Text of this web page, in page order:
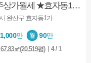
전주상가월세 ★효자동1가★코너상가★가시성굿★카페★소매점★미용업등
완산구 효자동1가
1,000만 90만
67.83㎡(20.519평)ㅣ4 / 1